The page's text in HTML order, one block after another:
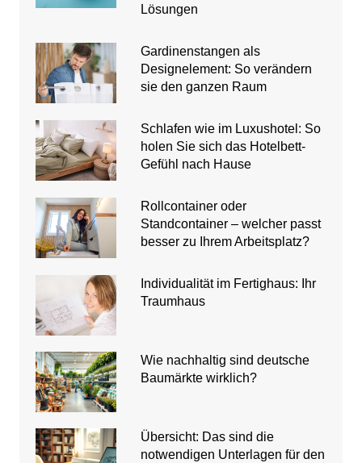
Lösungen
Gardinenstangen als
Designelement: So verändern
sie den ganzen Raum
Schlafen wie im Luxushotel: So
holen Sie sich das Hotelbett-
Gefühl nach Hause
Rollcontainer oder
Standcontainer – welcher passt
besser zu Ihrem Arbeitsplatz?
Individualität im Fertighaus: Ihr
Traumhaus
Wie nachhaltig sind deutsche
Baumärkte wirklich?
Übersicht: Das sind die
notwendigen Unterlagen für den